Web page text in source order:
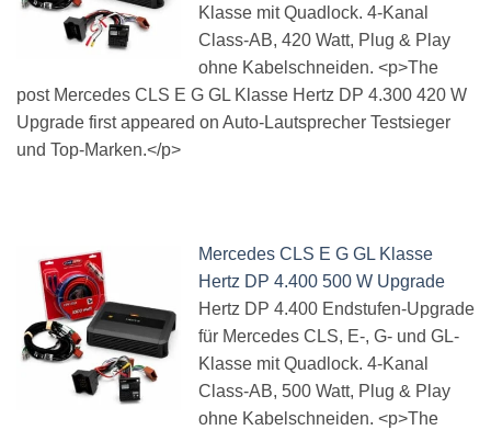
Klasse mit Quadlock. 4-Kanal
Class-AB, 420 Watt, Plug & Play
ohne Kabelschneiden. <p>The
post Mercedes CLS E G GL Klasse Hertz DP 4.300 420 W
Upgrade first appeared on Auto-Lautsprecher Testsieger
und Top-Marken.</p>
Mercedes CLS E G GL Klasse
Hertz DP 4.400 500 W Upgrade
Hertz DP 4.400 Endstufen-Upgrade
für Mercedes CLS, E-, G- und GL-
Klasse mit Quadlock. 4-Kanal
Class-AB, 500 Watt, Plug & Play
ohne Kabelschneiden. <p>The